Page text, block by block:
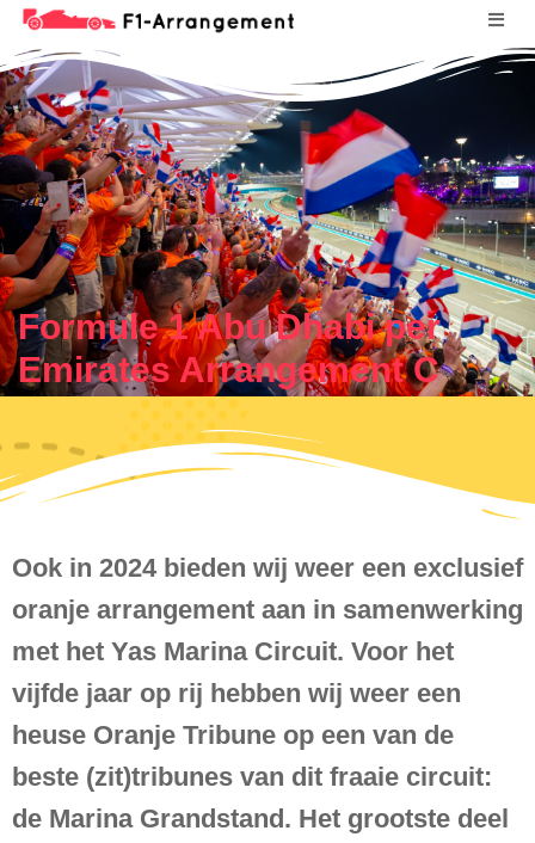
Formule 1 Abu Dhabi per
Emirates Arrangement C
Ook in 2024 bieden wij weer een exclusief
oranje arrangement aan in samenwerking
met het Yas Marina Circuit. Voor het
vijfde jaar op rij hebben wij weer een
heuse Oranje Tribune op een van de
beste (zit)tribunes van dit fraaie circuit:
de Marina Grandstand. Het grootste deel